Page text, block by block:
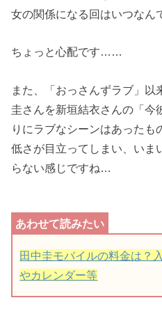
女の関係になる回はいつなん
ちょっと心配です……
また、「おっさんずラブ」以
圭さんを新垣結衣さんの「今
りにラブなシーンはあったも
低さが目立ってしまい、いま
らない感じですね…
田中圭モバイルの料金は？
やカレンダー等